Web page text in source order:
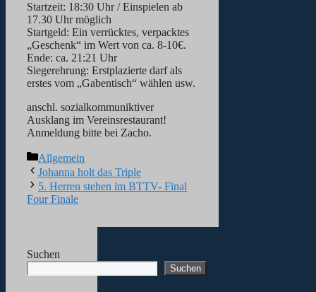
Startzeit: 18:30 Uhr / Einspielen ab
17.30 Uhr möglich
Startgeld: Ein verrücktes, verpacktes
„Geschenk“ im Wert von ca. 8-10€.
Ende: ca. 21:21 Uhr
Siegerehrung: Erstplazierte darf als
erstes vom „Gabentisch“ wählen usw.
anschl. sozialkommuniktiver
Ausklang im Vereinsrestaurant!
Anmeldung bitte bei Zacho.
Kategorien
Allgemein
Johanna holt das Triple
5. Herren stehen im BTTV- Final
Four Finale
Suchen
Suchen